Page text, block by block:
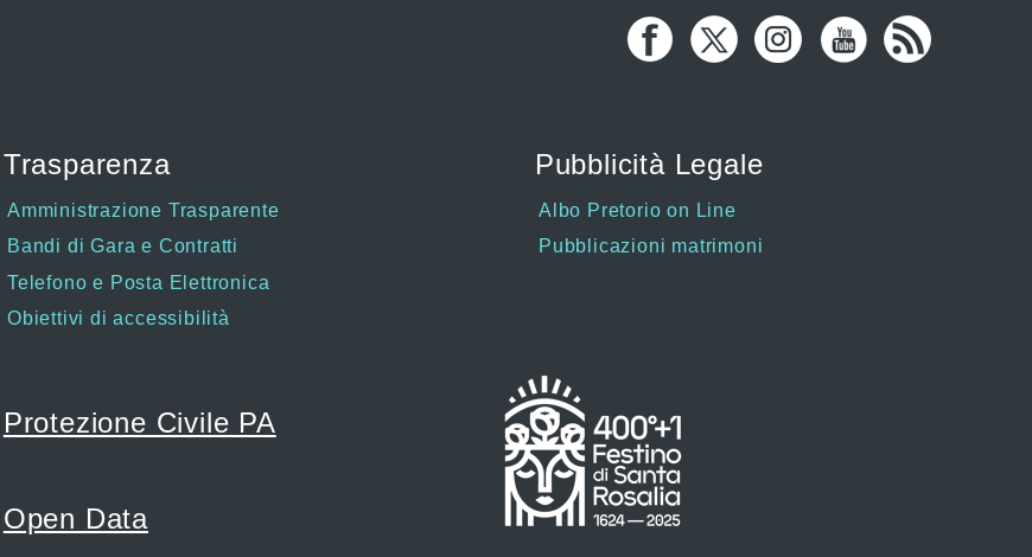
Trasparenza
Amministrazione Trasparente
Bandi di Gara e Contratti
Telefono e Posta Elettronica
Obiettivi di accessibilità
Protezione Civile PA
Open Data
Pubblicità Legale
Albo Pretorio on Line
Pubblicazioni matrimoni